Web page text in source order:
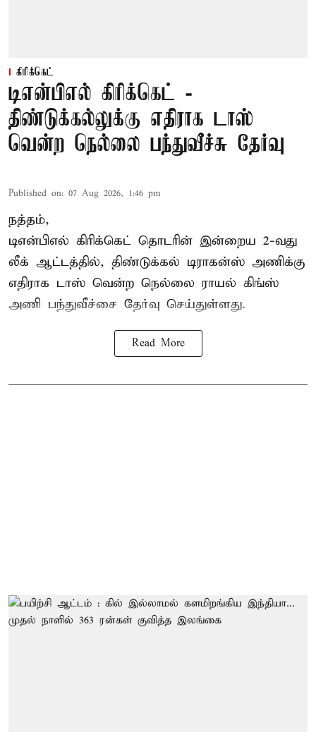
கிரிக்கெட்
டிஎன்பிஎல் கிரிக்கெட் -
திண்டுக்கல்லுக்கு எதிராக டாஸ்
வென்ற நெல்லை பந்துவீச்சு தேர்வு
Published on: 07 Aug 2026, 1:46 pm
நத்தம்,
டிஎன்பிஎல் கிரிக்கெட் தொடரின் இன்றைய 2-வது
லீக் ஆட்டத்தில், திண்டுக்கல் டிராகன்ஸ் அணிக்கு
எதிராக டாஸ் வென்ற நெல்லை ராயல் கிங்ஸ்
அணி பந்துவீச்சை தேர்வு செய்துள்ளது.
Read More